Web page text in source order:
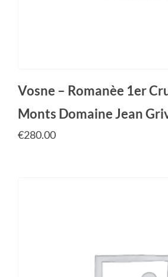
Vosne – Romanèe 1er
Monts Domaine Jean
€280.00